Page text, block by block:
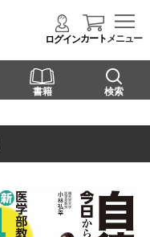
ログインカートメニュー
書籍 検索